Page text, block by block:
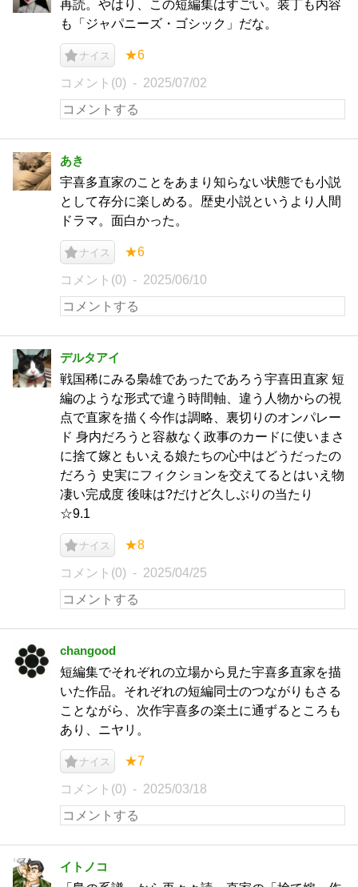
再読。やはり、この短編集はすごい。装丁も内容
も「ジャパニーズ・ゴシック」だな。
ナイス ★6
コメント(0) 2025/07/02
あき
宇喜多直家のことをあまり知らない状態でも小説
として存分に楽しめる。歴史小説というより人間
ドラマ。面白かった。
ナイス ★6
コメント(0) 2025/06/10
デルタアイ
戦国稀にみる梟雄であったであろう宇喜田直家 短
編のような形式で違う時間軸、違う人物からの視
点で直家を描く今作は調略、裏切りのオンパレー
ド 身内だろうと容赦なく政事のカードに使いまさ
に捨て嫁ともいえる娘たちの心中はどうだったの
だろう 史実にフィクションを交えてるとはいえ物
凄い完成度 後味は?だけど久しぶりの当たり
☆9.1
ナイス ★8
コメント(0) 2025/04/25
changood
短編集でそれぞれの立場から見た宇喜多直家を描
いた作品。それぞれの短編同士のつながりもさる
ことながら、次作宇喜多の楽土に通ずるところも
あり、ニヤリ。
ナイス ★7
コメント(0) 2025/03/18
イトノコ